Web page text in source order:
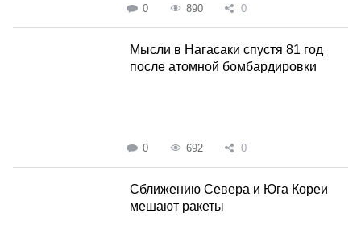
0 890 0
Мысли в Нагасаки спустя 81 год
после атомной бомбардировки
0 692 0
Сближению Севера и Юга Кореи
мешают ракеты